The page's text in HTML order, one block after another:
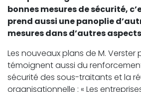
bonnes mesures de sécurité,
prend aussi une panoplie
mesures dans d’autres
Les nouveaux plans de M. Verster
témoignent aussi du
sécurité des sous-traitants et la
organisationnelle : « Les